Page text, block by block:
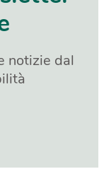
notizie dal